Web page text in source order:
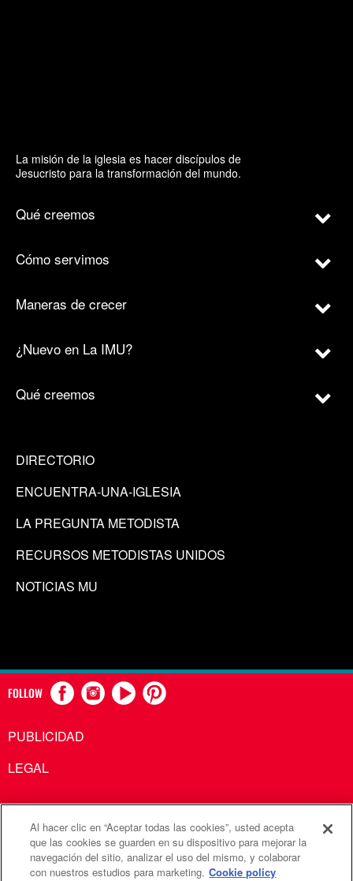
La misión de la iglesia es hacer discípulos de
Jesucristo para la transformación del mundo.
Qué creemos
Cómo servimos
Maneras de crecer
¿Nuevo en La IMU?
Qué creemos
DIRECTORIO
ENCUENTRA-UNA-IGLESIA
LA PREGUNTA METODISTA
RECURSOS METODISTAS UNIDOS
NOTICIAS MU
FOLLOW
PUBLICIDAD
LEGAL
Comunicaciones Metodistas Unidas es una agencia de la
Iglesia Metodista Unida
Al hacer clic en “Aceptar todas las cookies”, usted acepta
que las cookies se guarden en su dispositivo para mejorar la
navegación del sitio, analizar el uso del mismo, y colaborar
con nuestros estudios para marketing. Cookie policy